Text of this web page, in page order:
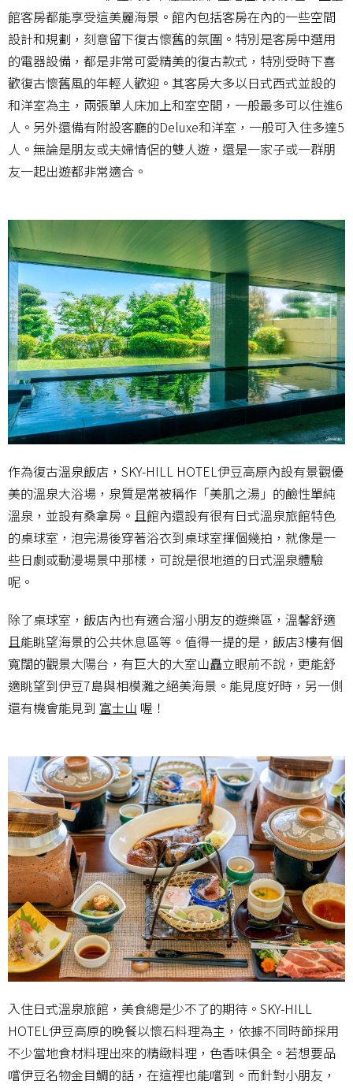
館客房都能享受這美麗海景。館內包括客房在內的一些空間
設計和規劃，刻意留下復古懷舊的氛圍。特別是客房中選用
的電器設備，都是非常可愛精美的復古款式，特別受時下喜
歡復古懷舊風的年輕人歡迎。其客房大多以日式西式並設的
和洋室為主，兩張單人床加上和室空間，一般最多可以住進6
人。另外還備有附設客廳的Deluxe和洋室，一般可入住多達5
人。無論是朋友或夫婦情侶的雙人遊，還是一家子或一群朋
友一起出遊都非常適合。
作為復古溫泉飯店，SKY-HILL HOTEL伊豆高原內設有景觀優
美的溫泉大浴場，泉質是常被稱作「美肌之湯」的鹼性單純
溫泉，並設有桑拿房。且館內還設有很有日式溫泉旅館特色
的桌球室，泡完湯後穿著浴衣到桌球室揮個幾拍，就像是一
些日劇或動漫場景中那樣，可說是很地道的日式溫泉體驗
呢。
除了桌球室，飯店內也有適合溜小朋友的遊樂區，溫馨舒適
且能眺望海景的公共休息區等。值得一提的是，飯店3樓有個
寬闊的觀景大陽台，有巨大的大室山矗立眼前不說，更能舒
適眺望到伊豆7島與相模灘之絕美海景。能見度好時，另一側
還有機會能見到 富士山 喔！
入住日式溫泉旅館，美食總是少不了的期待。SKY-HILL
HOTEL伊豆高原的晚餐以懷石料理為主，依據不同時節採用
不少當地食材料理出來的精緻料理，色香味俱全。若想要品
嚐伊豆名物金目鯛的話，在這裡也能嚐到。而針對小朋友，